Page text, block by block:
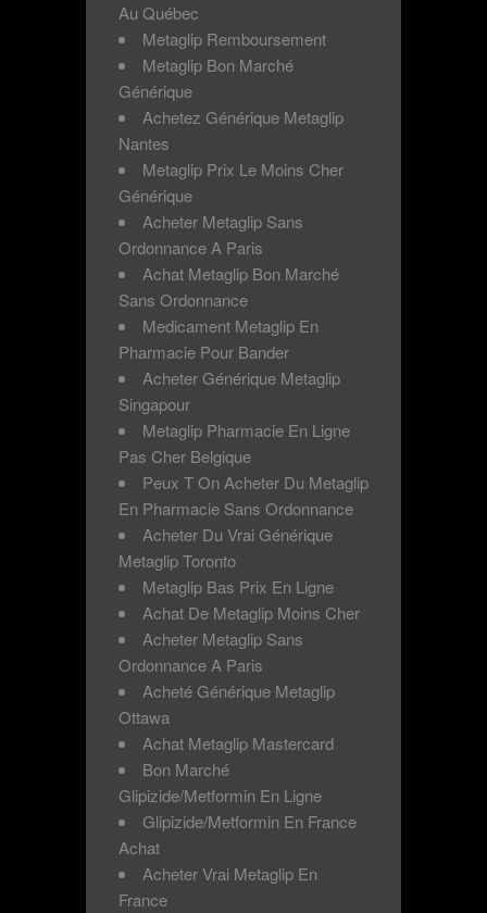
Au Québec
Metaglip Remboursement
Metaglip Bon Marché
Générique
Achetez Générique Metaglip
Nantes
Metaglip Prix Le Moins Cher
Générique
Acheter Metaglip Sans
Ordonnance A Paris
Achat Metaglip Bon Marché
Sans Ordonnance
Medicament Metaglip En
Pharmacie Pour Bander
Acheter Générique Metaglip
Singapour
Metaglip Pharmacie En Ligne
Pas Cher Belgique
Peux T On Acheter Du Metaglip
En Pharmacie Sans Ordonnance
Acheter Du Vrai Générique
Metaglip Toronto
Metaglip Bas Prix En Ligne
Achat De Metaglip Moins Cher
Acheter Metaglip Sans
Ordonnance A Paris
Acheté Générique Metaglip
Ottawa
Achat Metaglip Mastercard
Bon Marché
Glipizide/Metformin En Ligne
Glipizide/Metformin En France
Achat
Acheter Vrai Metaglip En
France